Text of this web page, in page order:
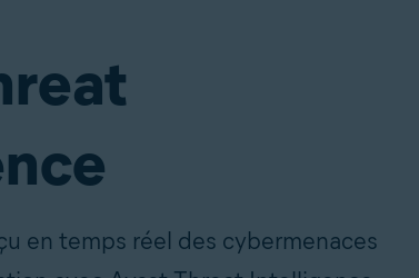
en temps réel des cybermenaces